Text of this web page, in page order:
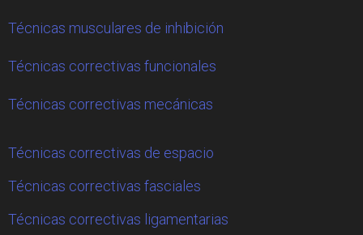
Técnicas musculares de inhibición
Técnicas correctivas funcionales
Técnicas correctivas mecánicas
Técnicas correctivas de espacio
Técnicas correctivas fasciales
Técnicas correctivas ligamentarias